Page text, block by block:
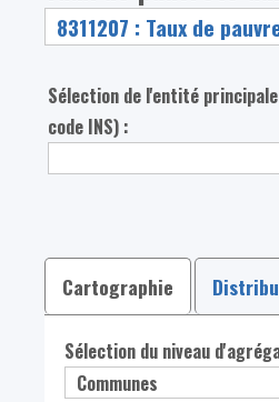
Sélection de l'entité
code INS) :
Cartographie
Sélection du niveau